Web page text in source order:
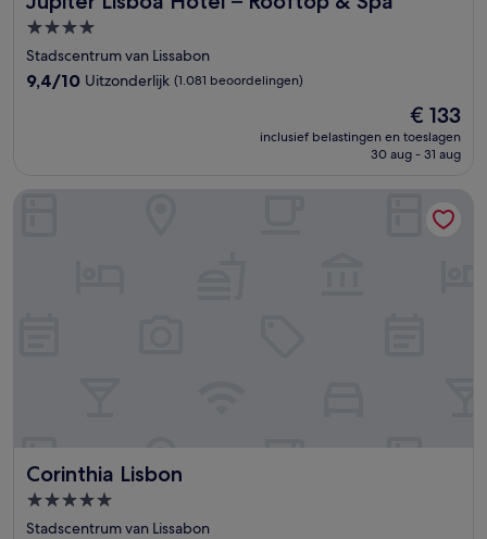
4.0-
sterrenaccommodatie
Stadscentrum van Lissabon
9.4
9,4/10 Uitzonderlijk (1.081 beoordelingen)
De
prijs
is
€ 133
inclusief belastingen en toeslagen
30 aug - 31 aug
Corinthia Lisbon
Corinthia Lisbon
5.0-
sterrenaccommodatie
Stadscentrum van Lissabon
Corinthia Lisbon